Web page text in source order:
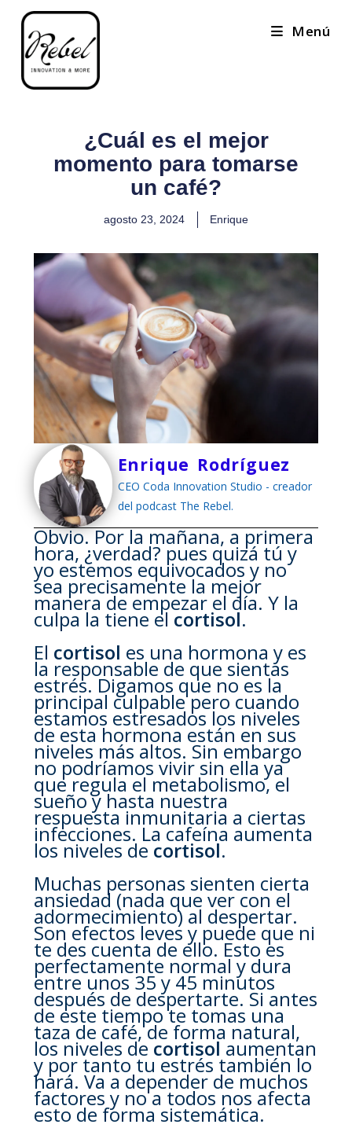
Menú
¿Cuál es el mejor
momento para tomarse
un café?
agosto 23, 2024 Enrique
Enrique Rodríguez
CEO Coda Innovation Studio - creador
del podcast The Rebel.
Obvio. Por la mañana, a primera
hora, ¿verdad? pues quizá tú y
yo estemos equivocados y no
sea precisamente la mejor
manera de empezar el día. Y la
culpa la tiene el cortisol.
El cortisol es una hormona y es
la responsable de que sientas
estrés. Digamos que no es la
principal culpable pero cuando
estamos estresados los niveles
de esta hormona están en sus
niveles más altos. Sin embargo
no podríamos vivir sin ella ya
que regula el metabolismo, el
sueño y hasta nuestra
respuesta inmunitaria a ciertas
infecciones. La cafeína aumenta
los niveles decortisol.
Muchas personas sienten cierta
ansiedad (nada que ver con el
adormecimiento) al despertar.
Son efectos leves y puede que ni
te des cuenta de ello. Esto es
perfectamente normal y dura
entre unos 35 y 45 minutos
después de despertarte. Si antes
de este tiempo te tomas una
taza de café, de forma natural,
los niveles decortisolaumentan
y por tanto tu estrés también lo
hará. Va a depender de muchos
factores y no a todos nos afecta
esto de forma sistemática.